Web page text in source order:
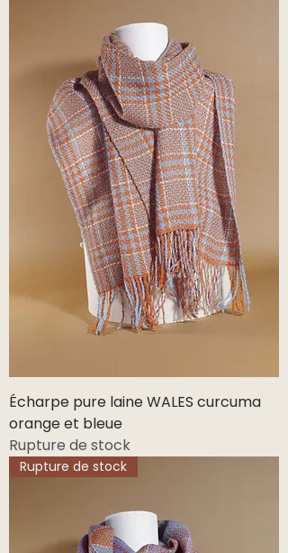
Écharpe pure laine WALES curcuma
orange et bleue
Rupture de stock
Rupture de stock